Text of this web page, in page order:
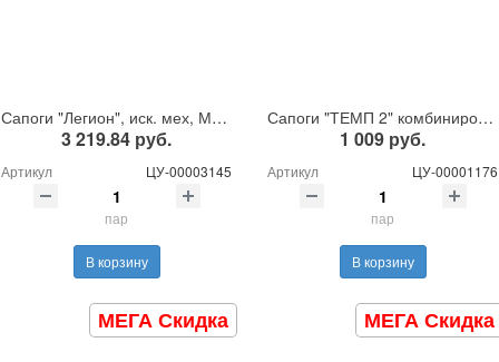
Сапоги "Легион", иск. мех, МП, ПУ (008)
3 219.84 руб.
Артикул ЦУ-00003145
пар
В корзину
Сапоги "ТЕМП 2" комбинированные, утепленные. иск. мех ТПУ-ТПУ
1 009 руб.
Артикул ЦУ-00001176
пар
В корзину
МЕГА Скидка МЕГА Скидка